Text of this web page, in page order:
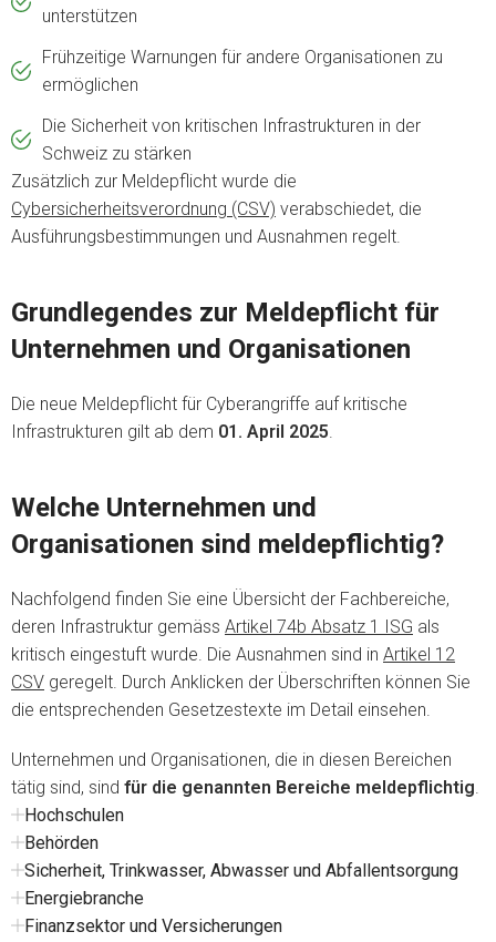
unterstützen
Frühzeitige Warnungen für andere Organisationen zu
ermöglichen
Die Sicherheit von kritischen Infrastrukturen in der
Schweiz zu stärken
Zusätzlich zur Meldepflicht wurde die
Cybersicherheitsverordnung (CSV) verabschiedet, die
Ausführungsbestimmungen und Ausnahmen regelt.
Grundlegendes zur Meldepflicht für
Unternehmen und Organisationen
Die neue Meldepflicht für Cyberangriffe auf kritische
Infrastrukturen gilt ab dem 01. April 2025
Welche Unternehmen und
Organisationen sind meldepflichtig?
Nachfolgend finden Sie eine Übersicht der Fachbereiche,
deren Infrastruktur gemäss Artikel 74b Absatz 1 ISG als
kritisch eingestuft wurde. Die Ausnahmen sind in Artikel 12
CSV geregelt. Durch Anklicken der Überschriften können Sie
die entsprechenden Gesetzestexte im Detail einsehen.
Unternehmen und Organisationen, die in diesen Bereichen
tätig sind, sind für die genannten Bereiche meldepflichtig
Hochschulen
Behörden
Sicherheit, Trinkwasser, Abwasser und Abfallentsorgung
Energiebranche
Finanzsektor und Versicherungen